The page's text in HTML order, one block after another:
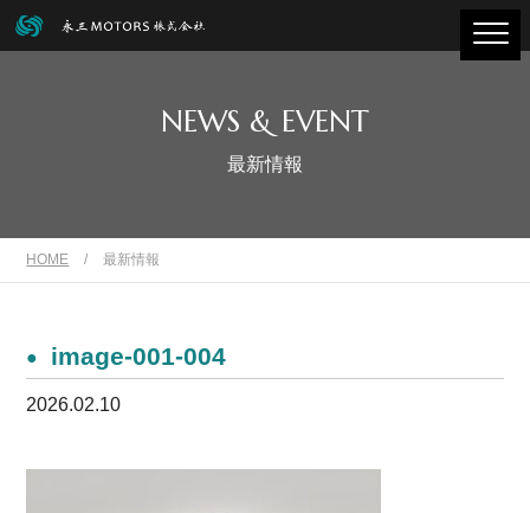
NEWS & EVENT
最新情報
HOME / 最新情報
image-001-004
2026.02.10